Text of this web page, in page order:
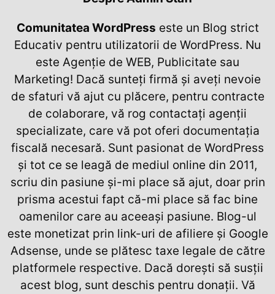
Comunitatea WordPress este un Blog strict
Educativ pentru utilizatorii de WordPress. Nu
este Agenție de WEB, Publicitate sau
Marketing! Dacă sunteți firmă și aveți nevoie
de sfaturi vă ajut cu plăcere, pentru contracte
de colaborare, vă rog contactați agenții
specializate, care vă pot oferi documentația
fiscală necesară. Sunt pasionat de WordPress
și tot ce se leagă de mediul online din 2011,
scriu din pasiune și-mi place să ajut, doar prin
prisma acestui fapt că-mi place să fac bine
oamenilor care au aceeași pasiune. Blog-ul
este monetizat prin link-uri de afiliere și Google
Adsense, unde se plătesc taxe legale de către
platformele respective. Dacă dorești să susții
acest blog, sunt deschis pentru donații. Vă